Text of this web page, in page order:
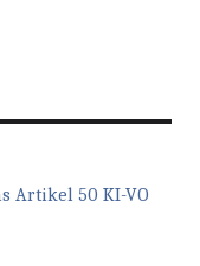
Artikel 50 KI-VO